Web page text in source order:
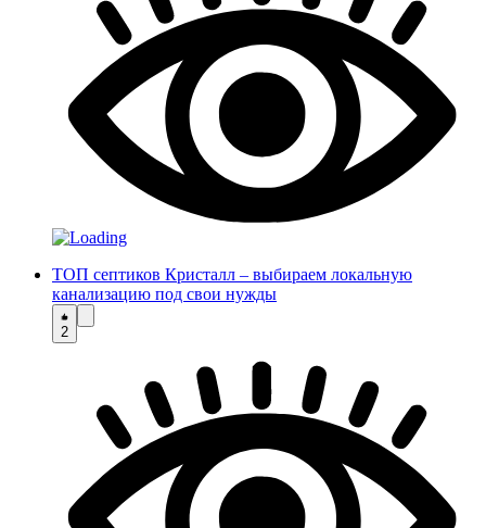
ТОП септиков Кристалл – выбираем локальную
канализацию под свои нужды
2